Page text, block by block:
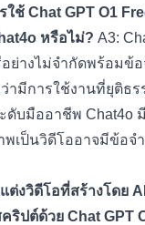
ช้ Chat GPT O1
หรือไม่? A3:
ย่างไม่จำกัดพร้อมข้
ามีการใช้งานที่ยุติธ
ดับมืออาชีพ Chat4o
พเป็นวิดีโออาจมีข้อจ
ต่งวิดีโอที่สร้างโดย
ริปต์ด้วย Chat GPT